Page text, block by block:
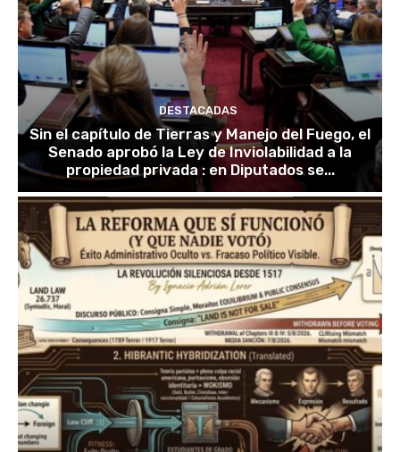
DESTACADAS
Sin el capítulo de Tierras y Manejo del Fuego, el
Senado aprobó la Ley de Inviolabilidad a la
propiedad privada : en Diputados se...